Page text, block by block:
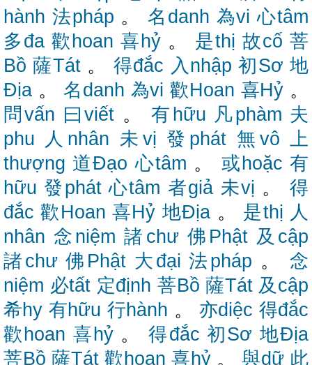
hành 法pháp 。名danh 為vi 心tâm
多đa 歡hoan 喜hỷ 。 是thị 故cố 菩
Bồ 薩Tát。 得đắc 入nhập 初Sơ 地
Địa 。名danh 為vi 歡Hoan 喜Hỷ 。
問vấn 曰viết 。有hữu 凡phàm 夫
phu
人nhân 未vị 發phát 無vô 上
thượng 道Đạo 心tâm 。 或hoặc 有
hữu 發phát 心tâm 者giả 未vị 。得
đắc 歡Hoan 喜Hỷ 地Địa 。 是thị 人
nhân 念niệm 諸chư 佛Phật 及cập
諸chư 佛Phật 大đại 法pháp 。念
niệm 必tất 定định 菩Bồ 薩Tát 及cập
希hy 有hữu 行hành 。 亦diệc 得đắc
歡hoan 喜hỷ 。得đắc 初Sơ 地Địa
菩Bồ 薩Tát 歡hoan 喜hỷ。 與dữ 此